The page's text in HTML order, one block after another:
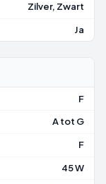
Zilver, Zwart
Ja
F
A tot G
F
45 W